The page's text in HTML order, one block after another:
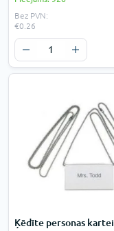
Bez PVN:
€0.26
Ķēdīte personas kartei